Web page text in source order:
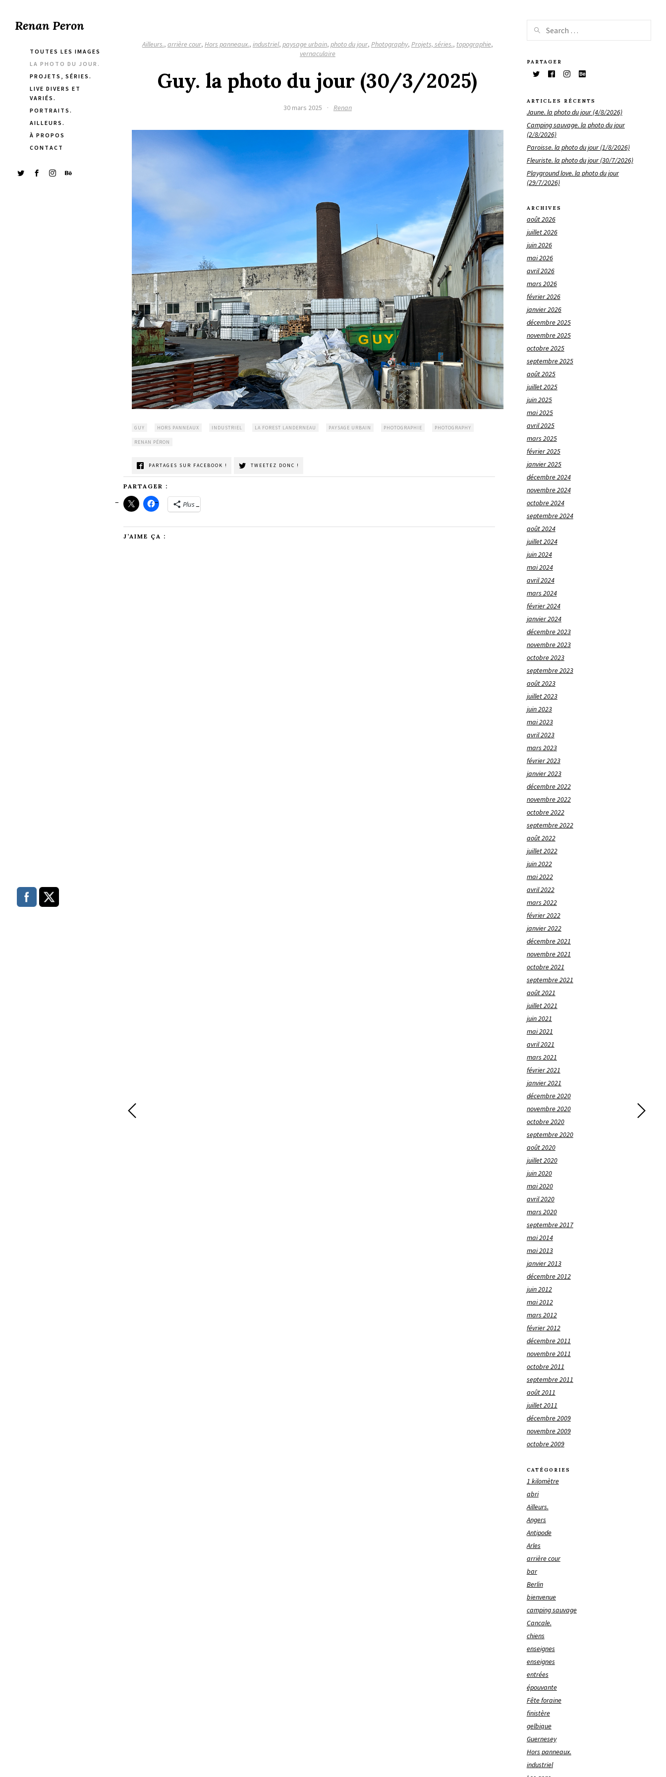
Renan Peron
TOUTES LES IMAGES
LA PHOTO DU JOUR.
PROJETS, SÉRIES.
LIVE DIVERS ET
VARIÉS.
PORTRAITS.
AILLEURS.
À PROPOS
CONTACT
Ailleurs., arrière cour, Hors panneaux., industriel, paysage urbain, photo du jour, Photography, Projets, séries., topographie,
vernaculaire
Guy. la photo du jour (30/3/2025)
30 mars 2025 · Renan
GUY HORS PANNEAUX INDUSTRIEL LA FOREST LANDERNEAU PAYSAGE URBAIN PHOTOGRAPHIE PHOTOGRAPHY
RENAN PÉRON
PARTAGES SUR FACEBOOK ! TWEETEZ DONC !
PARTAGER :
Plus
J’AIME ÇA :
PARTAGER
ARTICLES RÉCENTS
Jaune. la photo du jour (4/8/2026)
Camping sauvage. la photo du jour
(2/8/2026)
Paroisse. la photo du jour (1/8/2026)
Fleuriste. la photo du jour (30/7/2026)
Playground love. la photo du jour
(29/7/2026)
ARCHIVES
août 2026
juillet 2026
juin 2026
mai 2026
avril 2026
mars 2026
février 2026
janvier 2026
décembre 2025
novembre 2025
octobre 2025
septembre 2025
août 2025
juillet 2025
juin 2025
mai 2025
avril 2025
mars 2025
février 2025
janvier 2025
décembre 2024
novembre 2024
octobre 2024
septembre 2024
août 2024
juillet 2024
juin 2024
mai 2024
avril 2024
mars 2024
février 2024
janvier 2024
décembre 2023
novembre 2023
octobre 2023
septembre 2023
août 2023
juillet 2023
juin 2023
mai 2023
avril 2023
mars 2023
février 2023
janvier 2023
décembre 2022
novembre 2022
octobre 2022
septembre 2022
août 2022
juillet 2022
juin 2022
mai 2022
avril 2022
mars 2022
février 2022
janvier 2022
décembre 2021
novembre 2021
octobre 2021
septembre 2021
août 2021
juillet 2021
juin 2021
mai 2021
avril 2021
mars 2021
février 2021
janvier 2021
décembre 2020
novembre 2020
octobre 2020
septembre 2020
août 2020
juillet 2020
juin 2020
mai 2020
avril 2020
mars 2020
septembre 2017
mai 2014
mai 2013
janvier 2013
décembre 2012
juin 2012
mai 2012
mars 2012
février 2012
décembre 2011
novembre 2011
octobre 2011
septembre 2011
août 2011
juillet 2011
décembre 2009
novembre 2009
octobre 2009
CATÉGORIES
1 kilomètre
abri
Ailleurs.
Angers
Antipode
Arles
arrière cour
bar
Berlin
bienvenue
camping sauvage
Cancale.
chiens
enseignes
enseignes
entrées
épouvante
Fête foraine
finistère
gelbique
Guernesey
Hors panneaux.
industriel